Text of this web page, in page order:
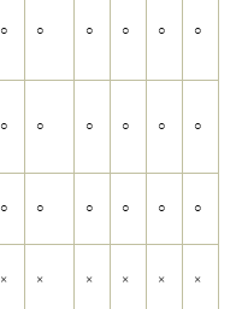
○ ○ ○ ○ ○ ○
○ ○ ○ ○ ○ ○
○ ○ ○ ○ ○ ○
× × × × × ×